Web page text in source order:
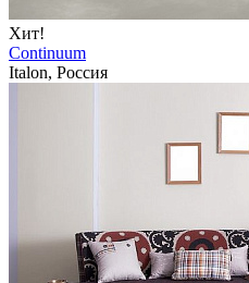
Хит!
Continuum
Italon, Россия